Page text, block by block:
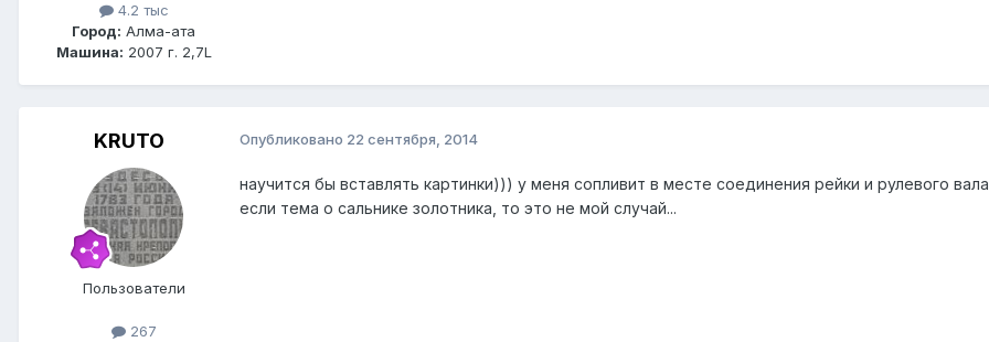
4.2 тыс
Город: Алма-ата
Машина: 2007 г. 2,7L
KRUTO
Пользователи
267
Опубликовано 22 сентября, 2014
научится бы вставлять картинки))) у меня сопливит в месте соединения рейки и рулевого
если тема о сальнике золотника, то это не мой случай...